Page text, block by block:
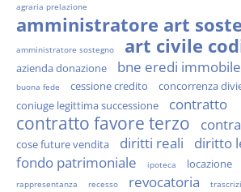
agraria prelazione
amministratore art
amministratore sostegno art civile
azienda donazione bne eredi
buona fede cessione credito
concorrenza
coniuge legittima successione
contratto
contratto favore terzo
cose future vendita diritti reali diritto
fondo patrimoniale ipoteca locazione
rappresentanza
recesso revocatoria